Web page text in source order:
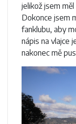
jelikož jsem
Dokonce jsem
fanklubu, aby
nápis na vlajce
nakonec mě